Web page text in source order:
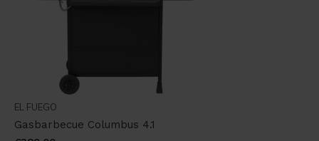
EL FUEGO
Gasbarbecue Columbus 4.1